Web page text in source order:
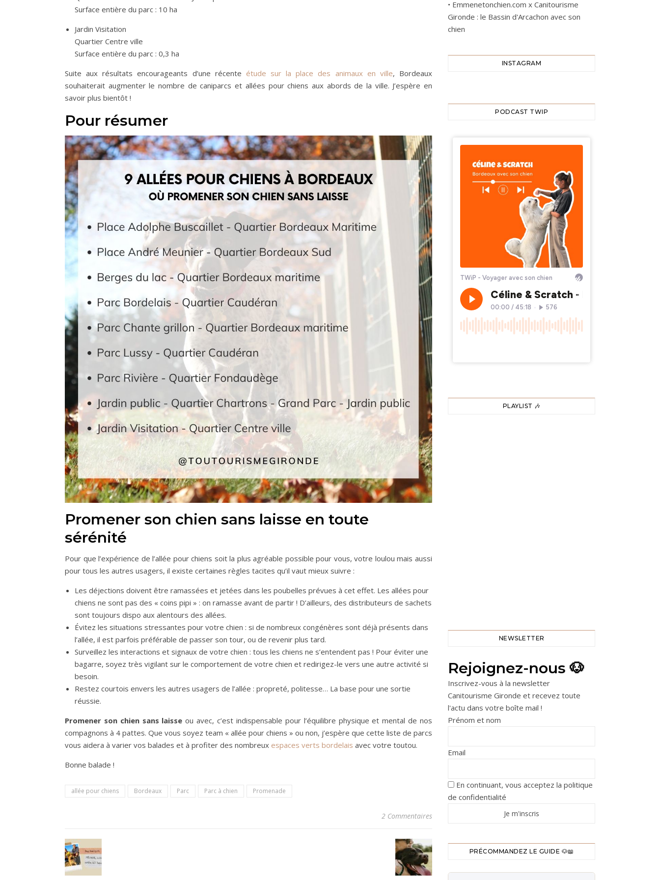
Surface entière du parc : 10 ha
Jardin Visitation
Quartier Centre ville
Surface entière du parc : 0,3 ha
Suite aux résultats encourageants d’une récente étude sur la place des animaux en ville, Bordeaux
souhaiterait augmenter le nombre de caniparcs et allées pour chiens aux abords de la ville. J’espère en
savoir plus bientôt !
Pour résumer
Promener son chien sans laisse en toute
sérénité
Pour que l’expérience de l’allée pour chiens soit la plus agréable possible pour vous, votre loulou mais aussi
pour tous les autres usagers, il existe certaines règles tacites qu’il vaut mieux suivre :
Les déjections doivent être ramassées et jetées dans les poubelles prévues à cet effet. Les allées pour
chiens ne sont pas des « coins pipi » : on ramasse avant de partir ! D’ailleurs, des distributeurs de sachets
sont toujours dispo aux alentours des allées.
Évitez les situations stressantes pour votre chien : si de nombreux congénères sont déjà présents dans
l’allée, il est parfois préférable de passer son tour, ou de revenir plus tard.
Surveillez les interactions et signaux de votre chien : tous les chiens ne s’entendent pas ! Pour éviter une
bagarre, soyez très vigilant sur le comportement de votre chien et redirigez-le vers une autre activité si
besoin.
Restez courtois envers les autres usagers de l’allée : propreté, politesse… La base pour une sortie
réussie.
Promener son chien sans laisse ou avec, c’est indispensable pour l’équilibre physique et mental de nos
compagnons à 4 pattes. Que vous soyez team « allée pour chiens » ou non, j’espère que cette liste de parcs
vous aidera à varier vos balades et à profiter des nombreux espaces verts bordelais avec votre toutou.
Bonne balade !
allée pour chiens Bordeaux Parc Parc à chien Promenade
2 Commentaires
• Emmenetonchien.com x Canitourisme
Gironde : le Bassin d'Arcachon avec son
chien
INSTAGRAM
PODCAST TWIP
PLAYLIST 🎶
NEWSLETTER
Rejoignez-nous 🐶
Inscrivez-vous à la newsletter
Canitourisme Gironde et recevez toute
l'actu dans votre boîte mail !
Prénom et nom
Email
En continuant, vous acceptez la politique
de confidentialité
PRÉCOMMANDEZ LE GUIDE 🐶📖